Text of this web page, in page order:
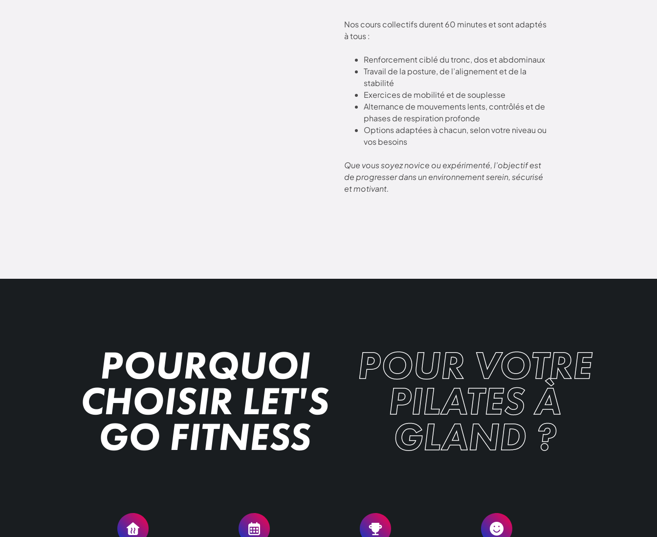
Nos cours collectifs durent 60 minutes et sont adaptés
à tous :
Renforcement ciblé du tronc, dos et abdominaux
Travail de la posture, de l’alignement et de la
stabilité
Exercices de mobilité et de souplesse
Alternance de mouvements lents, contrôlés et de
phases de respiration profonde
Options adaptées à chacun, selon votre niveau ou
vos besoins
Que vous soyez novice ou expérimenté, l’objectif est
de progresser dans un environnement serein, sécurisé
et motivant.
POURQUOI
CHOISIR LET'S
GO FITNESS
POUR VOTRE
PILATES À
GLAND ?